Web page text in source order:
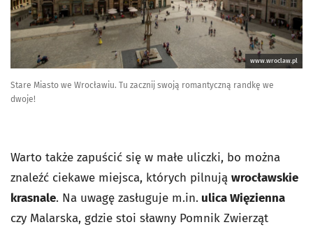
www.wroclaw.pl
Stare Miasto we Wrocławiu. Tu zacznij swoją romantyczną randkę we
dwoje!
Warto także zapuścić się w małe uliczki, bo można
znaleźć ciekawe miejsca, których pilnują wrocławskie
krasnale. Na uwagę zasługuje m.in. ulica Więzienna
czy Malarska, gdzie stoi sławny Pomnik Zwierząt